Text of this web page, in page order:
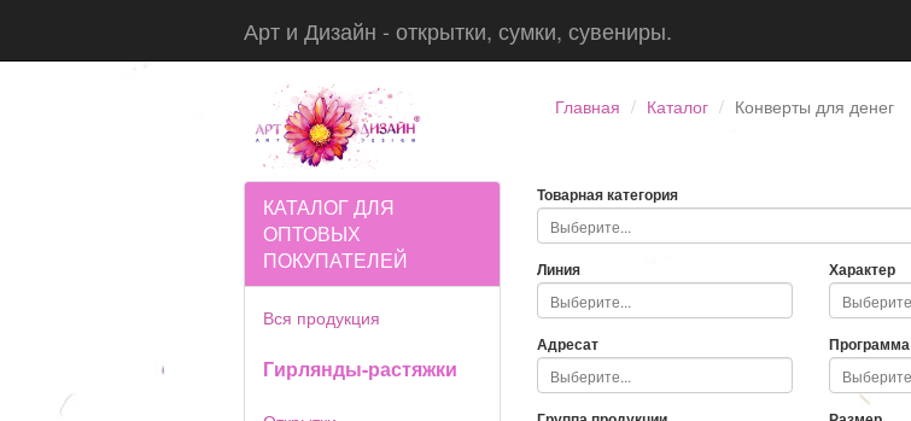
Арт и Дизайн - открытки, сумки, сувениры.
Главная Каталог Конверты для денег
КАТАЛОГ ДЛЯ
ОПТОВЫХ
ПОКУПАТЕЛЕЙ
Вся продукция
Гирлянды-растяжки
Товарная категория
Линия Характер
Адресат Программа